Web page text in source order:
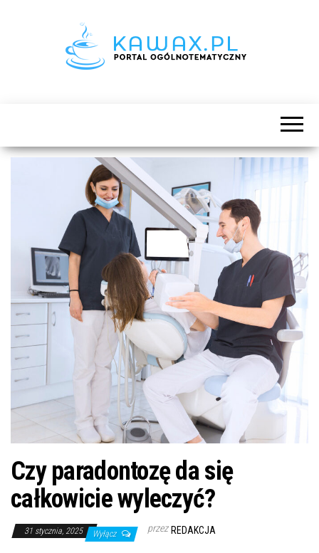
Czy paradontozę da się
całkowicie wyleczyć?
31 stycznia, 2025 Wyłącz przez REDAKCJA